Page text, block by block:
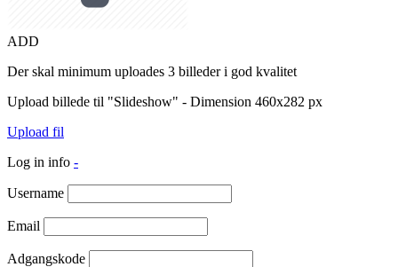
ADD
Der skal minimum uploades 3 billeder i god kvalitet
Upload billede til "Slideshow" - Dimension 460x282 px
Upload fil
Log in info -
Username
Email
Adgangskode